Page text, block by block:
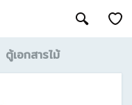
ตู้เอกสารไม้